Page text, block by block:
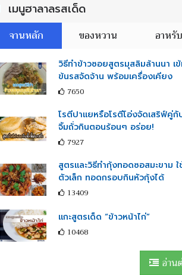
เมนูฮาลาลรสเด็ด
จานหลัก
ของหวาน อาหรับ
วิธีทำข้าวซอยสูตรมุสลิมล้านนา เ
ข้นรสจัดจ้าน พร้อมเครื่องเคียง
7650
โรตีปาแยหรือโรตีโอ่งจัดเสริฟ์คู่กั
จิ้มถั่วกินตอนร้อนๆ อร่อย!
7927
สูตรและวิธีทำกุ้งทอดซอสมะขาม
ตัวเล็ก ทอดกรอบกินหัวกุ้งได้
13409
แกะสูตรเด็ด “ข้าวหน้าไก่”
10468
อ่าน